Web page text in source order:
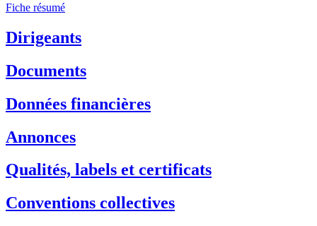
Fiche résumé
Dirigeants
Documents
Données financières
Annonces
Qualités, labels et certificats
Conventions collectives